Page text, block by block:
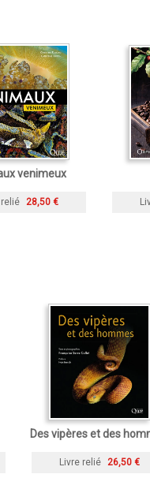
venimeux
relié 28,50 €
Des vipères et des
Livre relié 26,50 €